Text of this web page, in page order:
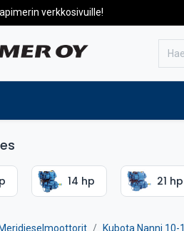
verkkosivuille!
14 hp 21 hp
Meridieselmoottorit Kubota Nanni 10-